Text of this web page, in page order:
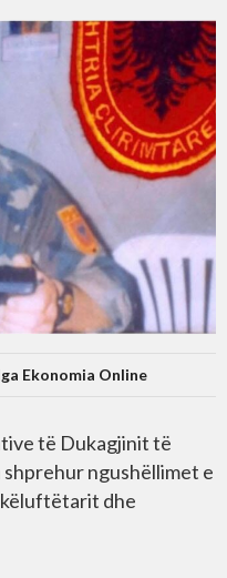
Ekonomia Online
të Dukagjinit të
shprehur ngushëllimet e
dhe